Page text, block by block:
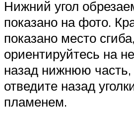
Нижний угол
показано на фото.
показано место сгиба,
ориентируйтесь на
назад нижнюю часть,
отведите назад
пламенем.